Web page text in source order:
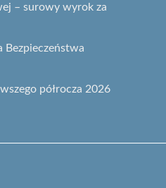
– surowy wyrok za
Bezpieczeństwa
półrocza 2026